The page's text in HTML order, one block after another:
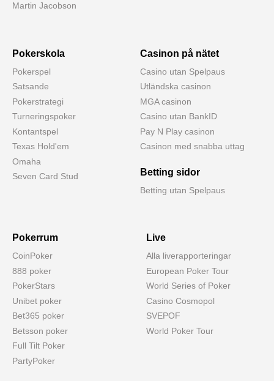
Martin Jacobson
Pokerskola
Pokerspel
Satsande
Pokerstrategi
Turneringspoker
Kontantspel
Texas Hold'em
Omaha
Seven Card Stud
Casinon på nätet
Casino utan Spelpaus
Utländska casinon
MGA casinon
Casino utan BankID
Pay N Play casinon
Casinon med snabba uttag
Betting sidor
Betting utan Spelpaus
Pokerrum
CoinPoker
888 poker
PokerStars
Unibet poker
Bet365 poker
Betsson poker
Full Tilt Poker
PartyPoker
Live
Alla liverapporteringar
European Poker Tour
World Series of Poker
Casino Cosmopol
SVEPOF
World Poker Tour